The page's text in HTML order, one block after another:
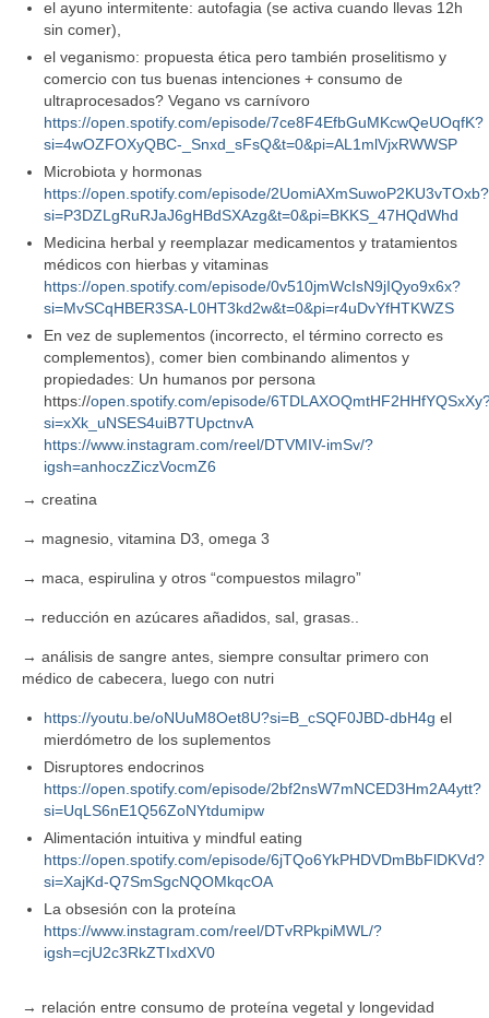
el ayuno intermitente: autofagia (se activa cuando llevas 12h
sin comer),
el veganismo: propuesta ética pero también proselitismo y
comercio con tus buenas intenciones + consumo de
ultraprocesados? Vegano vs carnívoro
https://open.spotify.com/episode/7ce8F4EfbGuMKcwQeUOqfK?
si=4wOZFOXyQBC-_Snxd_sFsQ&t=0&pi=AL1mlVjxRWWSP
Microbiota y hormonas
https://open.spotify.com/episode/2UomiAXmSuwoP2KU3vTOxb?
si=P3DZLgRuRJaJ6gHBdSXAzg&t=0&pi=BKKS_47HQdWhd
Medicina herbal y reemplazar medicamentos y tratamientos
médicos con hierbas y vitaminas
https://open.spotify.com/episode/0v510jmWcIsN9jIQyo9x6x?
si=MvSCqHBER3SA-L0HT3kd2w&t=0&pi=r4uDvYfHTKWZS
En vez de suplementos (incorrecto, el término correcto es
complementos), comer bien combinando alimentos y
propiedades: Un humanos por persona
https://open.spotify.com/episode/
si=xXk_uNSES4uiB7TUpctnvA
https://www.instagram.com/reel/DTVMIV-imSv/?
igsh=anhoczZiczVocmZ6
→ creatina
→ magnesio, vitamina D3, omega 3
→ maca, espirulina y otros “compuestos milagro”
→ reducción en azúcares añadidos, sal, grasas..
→ análisis de sangre antes, siempre consultar primero con
médico de cabecera, luego con nutri
https://youtu.be/oNUuM8Oet8U?si=B_cSQF0JBD-dbH4g el
mierdómetro de los suplementos
Disruptores endocrinos
https://open.spotify.com/episode/2bf2nsW7mNCED3Hm2A4ytt?
si=UqLS6nE1Q56ZoNYtdumipw
Alimentación intuitiva y mindful eating
https://open.spotify.com/episode/6jTQo6YkPHDVDmBbFlDKVd?
si=XajKd-Q7SmSgcNQOMkqcOA
La obsesión con la proteína
https://www.instagram.com/reel/DTvRPkpiMWL/?
igsh=cjU2c3RkZTIxdXV0
→ relación entre consumo de proteína vegetal y longevidad